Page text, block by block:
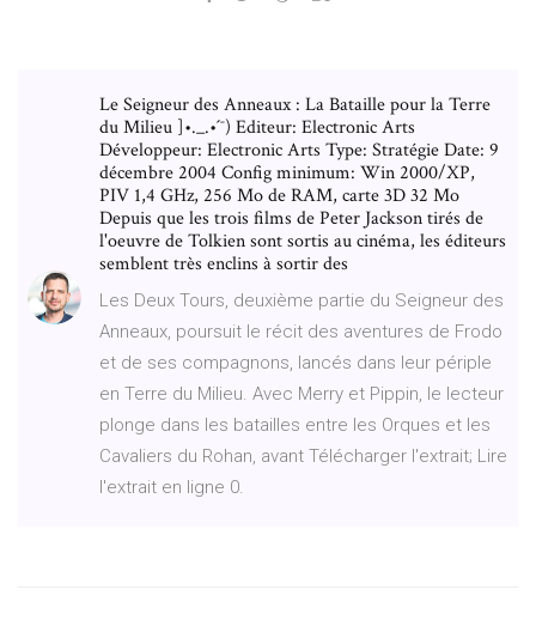
Le Seigneur des Anneaux : La Bataille pour la Terre
du Milieu ]•._.•´¯) Editeur: Electronic Arts
Développeur: Electronic Arts Type: Stratégie Date: 9
décembre 2004 Config minimum: Win 2000/XP,
PIV 1,4 GHz, 256 Mo de RAM, carte 3D 32 Mo
Depuis que les trois films de Peter Jackson tirés de
l'oeuvre de Tolkien sont sortis au cinéma, les éditeurs
semblent très enclins à sortir des
Les Deux Tours, deuxième partie du Seigneur des
Anneaux, poursuit le récit des aventures de Frodo
et de ses compagnons, lancés dans leur périple
en Terre du Milieu. Avec Merry et Pippin, le lecteur
plonge dans les batailles entre les Orques et les
Cavaliers du Rohan, avant Télécharger l'extrait; Lire
l'extrait en ligne 0.